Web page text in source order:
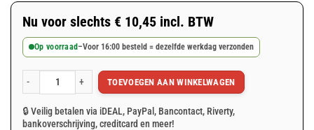
Nu voor slechts € 10,45 incl. BTW
Op voorraad–Voor 16:00 besteld = dezelfde werkdag verzonden
Wit afdekzeil 3x5m 100gr/m² aantalTOEVOEGEN AAN WINKELWAGEN
🔒 Veilig betalen via iDEAL, PayPal, Bancontact, Riverty,
bankoverschrijving, creditcard en meer!